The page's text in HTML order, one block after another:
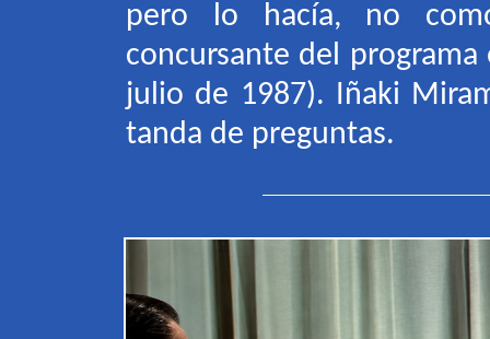
pero lo hacía, no
concursante del
julio de 1987). Iñaki
tanda de preguntas.